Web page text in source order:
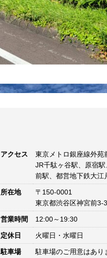
アクセス
東京メトロ銀座線外苑
JR千駄ヶ谷駅、原宿
前駅、都営地下鉄大江
所在地
〒150-0001
東京都渋谷区神宮前3-
営業時間 12:00～19:30
定休日 火曜日・水曜日
駐車場
駐車場のご用意はあり